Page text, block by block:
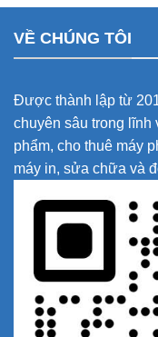
VỀ CHÚNG TÔI
Được thành lập từ
chuyên sâu trong lĩnh
phẩm, cho thuê máy
máy in, sửa chữa và